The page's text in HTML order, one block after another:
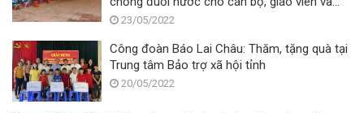
học sinh
23/05/2022
Công đoàn Báo Lai Châu: Thăm, tặng quà tại
Trung tâm Bảo trợ xã hội tỉnh
20/05/2022